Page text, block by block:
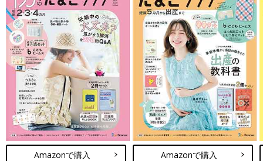
Amazonで購入 Amazonで購入